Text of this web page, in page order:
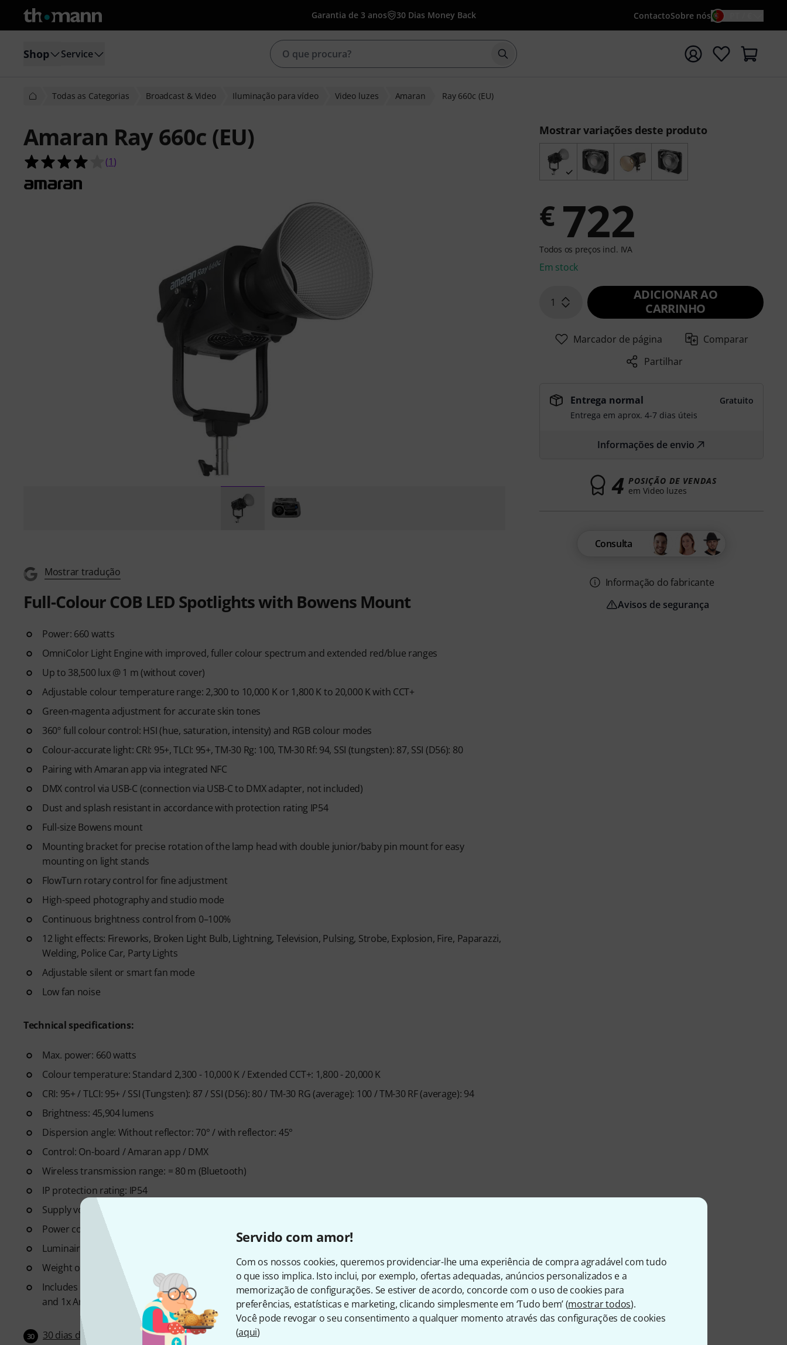
Servido com amor!
Com os nossos cookies, queremos providenciar-lhe uma experiência de compra agradável com tudo
o que isso implica. Isto inclui, por exemplo, ofertas adequadas, anúncios personalizados e a
memorização de configurações. Se estiver de acordo, concorde com o uso de cookies para
preferências, estatísticas e marketing, clicando simplesmente em ‘Tudo bem’ (mostrar todos).
Você pode revogar o seu consentimento a qualquer momento através das configurações de cookies
(aqui)
Garantia de 3 anos 30 Dias Money Back ContactoSobre nós
Shop Service Iniciar pesquisa com o termo de pesquisa {searchTerm}
Todas as Categorias Broadcast & Video Iluminação para vídeo Video luzes Amaran Ray 660c (EU)
Amaran Ray 660c (EU)
4.0 de 5 estrelas de 1 avaliações de clientes
(1)
Mostrar tradução
Full-Colour COB LED Spotlights with Bowens Mount
Power: 660 watts
OmniColor Light Engine with improved, fuller colour spectrum and extended red/blue ranges
Up to 38,500 lux @ 1 m (without cover)
Adjustable colour temperature range: 2,300 to 10,000 K or 1,800 K to 20,000 K with CCT+
Green-magenta adjustment for accurate skin tones
360º full colour control: HSI (hue, saturation, intensity) and RGB colour modes
Colour-accurate light: CRI: 95+, TLCI: 95+, TM-30 Rg: 100, TM-30 Rf: 94, SSI (tungsten): 87, SSI (D56): 80
Pairing with Amaran app via integrated NFC
DMX control via USB-C (connection via USB-C to DMX adapter, not included)
Dust and splash resistant in accordance with protection rating IP54
Full-size Bowens mount
Mounting bracket for precise rotation of the lamp head with double junior/baby pin mount for easy
mounting on light stands
FlowTurn rotary control for fine adjustment
High-speed photography and studio mode
Continuous brightness control from 0–100%
12 light effects: Fireworks, Broken Light Bulb, Lightning, Television, Pulsing, Strobe, Explosion, Fire, Paparazzi,
Welding, Police Car, Party Lights
Adjustable silent or smart fan mode
Low fan noise
Technical specifications:
Max. power: 660 watts
Colour temperature: Standard 2,300 - 10,000 K / Extended CCT+: 1,800 - 20,000 K
CRI: 95+ / TLCI: 95+ / SSI (Tungsten): 87 / SSI (D56): 80 / TM-30 RG (average): 100 / TM-30 RF (average): 94
Brightness: 45,904 lumens
Dispersion angle: Without reflector: 70° / with reflector: 45°
Control: On-board / Amaran app / DMX
Wireless transmission range: = 80 m (Bluetooth)
IP protection rating: IP54
Supply voltage: AC 100 V - 240 V / 50 - 60 Hz
Power consumption: 750 watts
Luminaire dimensions with bracket: 29.9 x 24.1 x 42 cm / transport box: 59.7 x 35.5 x 32 cm
Weight of luminaire: Approx. 5.7 kg / transport box: approx. 1.1 kg
Includes 1x Amaran reflector, 1x 5m Amaran power cable, 1x Amaran Blue Bowens Mount protective cover
and 1x Amaran Ray 660c EPP transport box
30 30 dias dinheiro de volta
Mostrar variações deste produto
€ 722
Todos os preços incl. IVA
Em stock
1
ADICIONAR AO
CARRINHO
Marcador de página
Comparar
Partilhar
Entrega normal
Gratuito
Entrega em aprox. 4-7 dias úteis
Informações de envio
4 POSIÇÃO DE VENDAS
em Video luzes
Consulta
Informação do fabricante
Avisos de segurança